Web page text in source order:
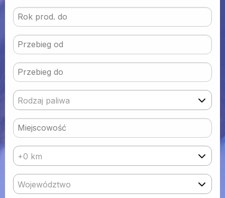
Rodzaj paliwa
+0 km
Województwo